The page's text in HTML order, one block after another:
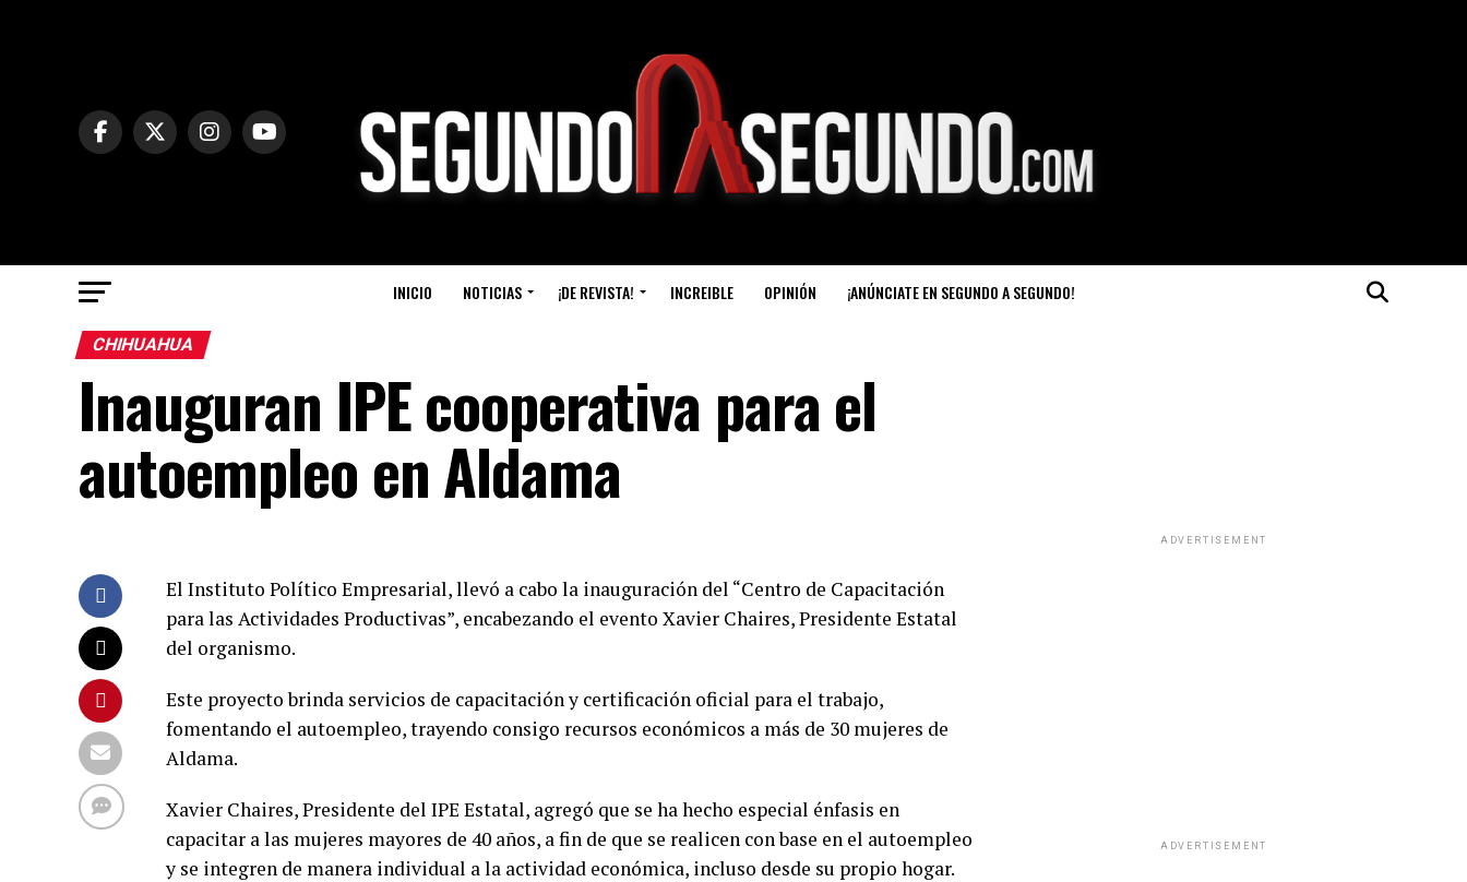
INICIO NOTICIAS ¡DE REVISTA! INCREIBLE OPINIÓN ¡ANÚNCIATE EN SEGUNDO A SEGUNDO!
CHIHUAHUA
Inauguran IPE cooperativa para el
autoempleo en Aldama
El Instituto Político Empresarial, llevó a cabo la inauguración del “Centro de Capacitación
para las Actividades Productivas”, encabezando el evento Xavier Chaires, Presidente Estatal
del organismo.
Este proyecto brinda servicios de capacitación y certificación oficial para el trabajo,
fomentando el autoempleo, trayendo consigo recursos económicos a más de 30 mujeres de
Aldama.
Xavier Chaires, Presidente del IPE Estatal, agregó que se ha hecho especial énfasis en
capacitar a las mujeres mayores de 40 años, a fin de que se realicen con base en el autoempleo
y se integren de manera individual a la actividad económica, incluso desde su propio hogar.
ADVERTISEMENT
ADVERTISEMENT